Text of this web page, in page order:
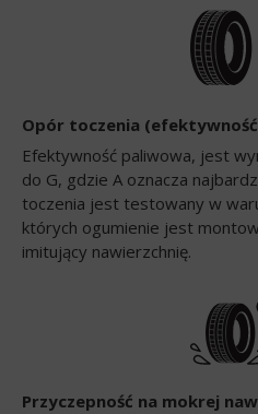
Opór toczenia
Efektywność paliwowa, jest
do G, gdzie A oznacza
toczenia jest testowany w
których ogumienie jest
imitujący nawierzchnię.
Przyczepność na mokrej